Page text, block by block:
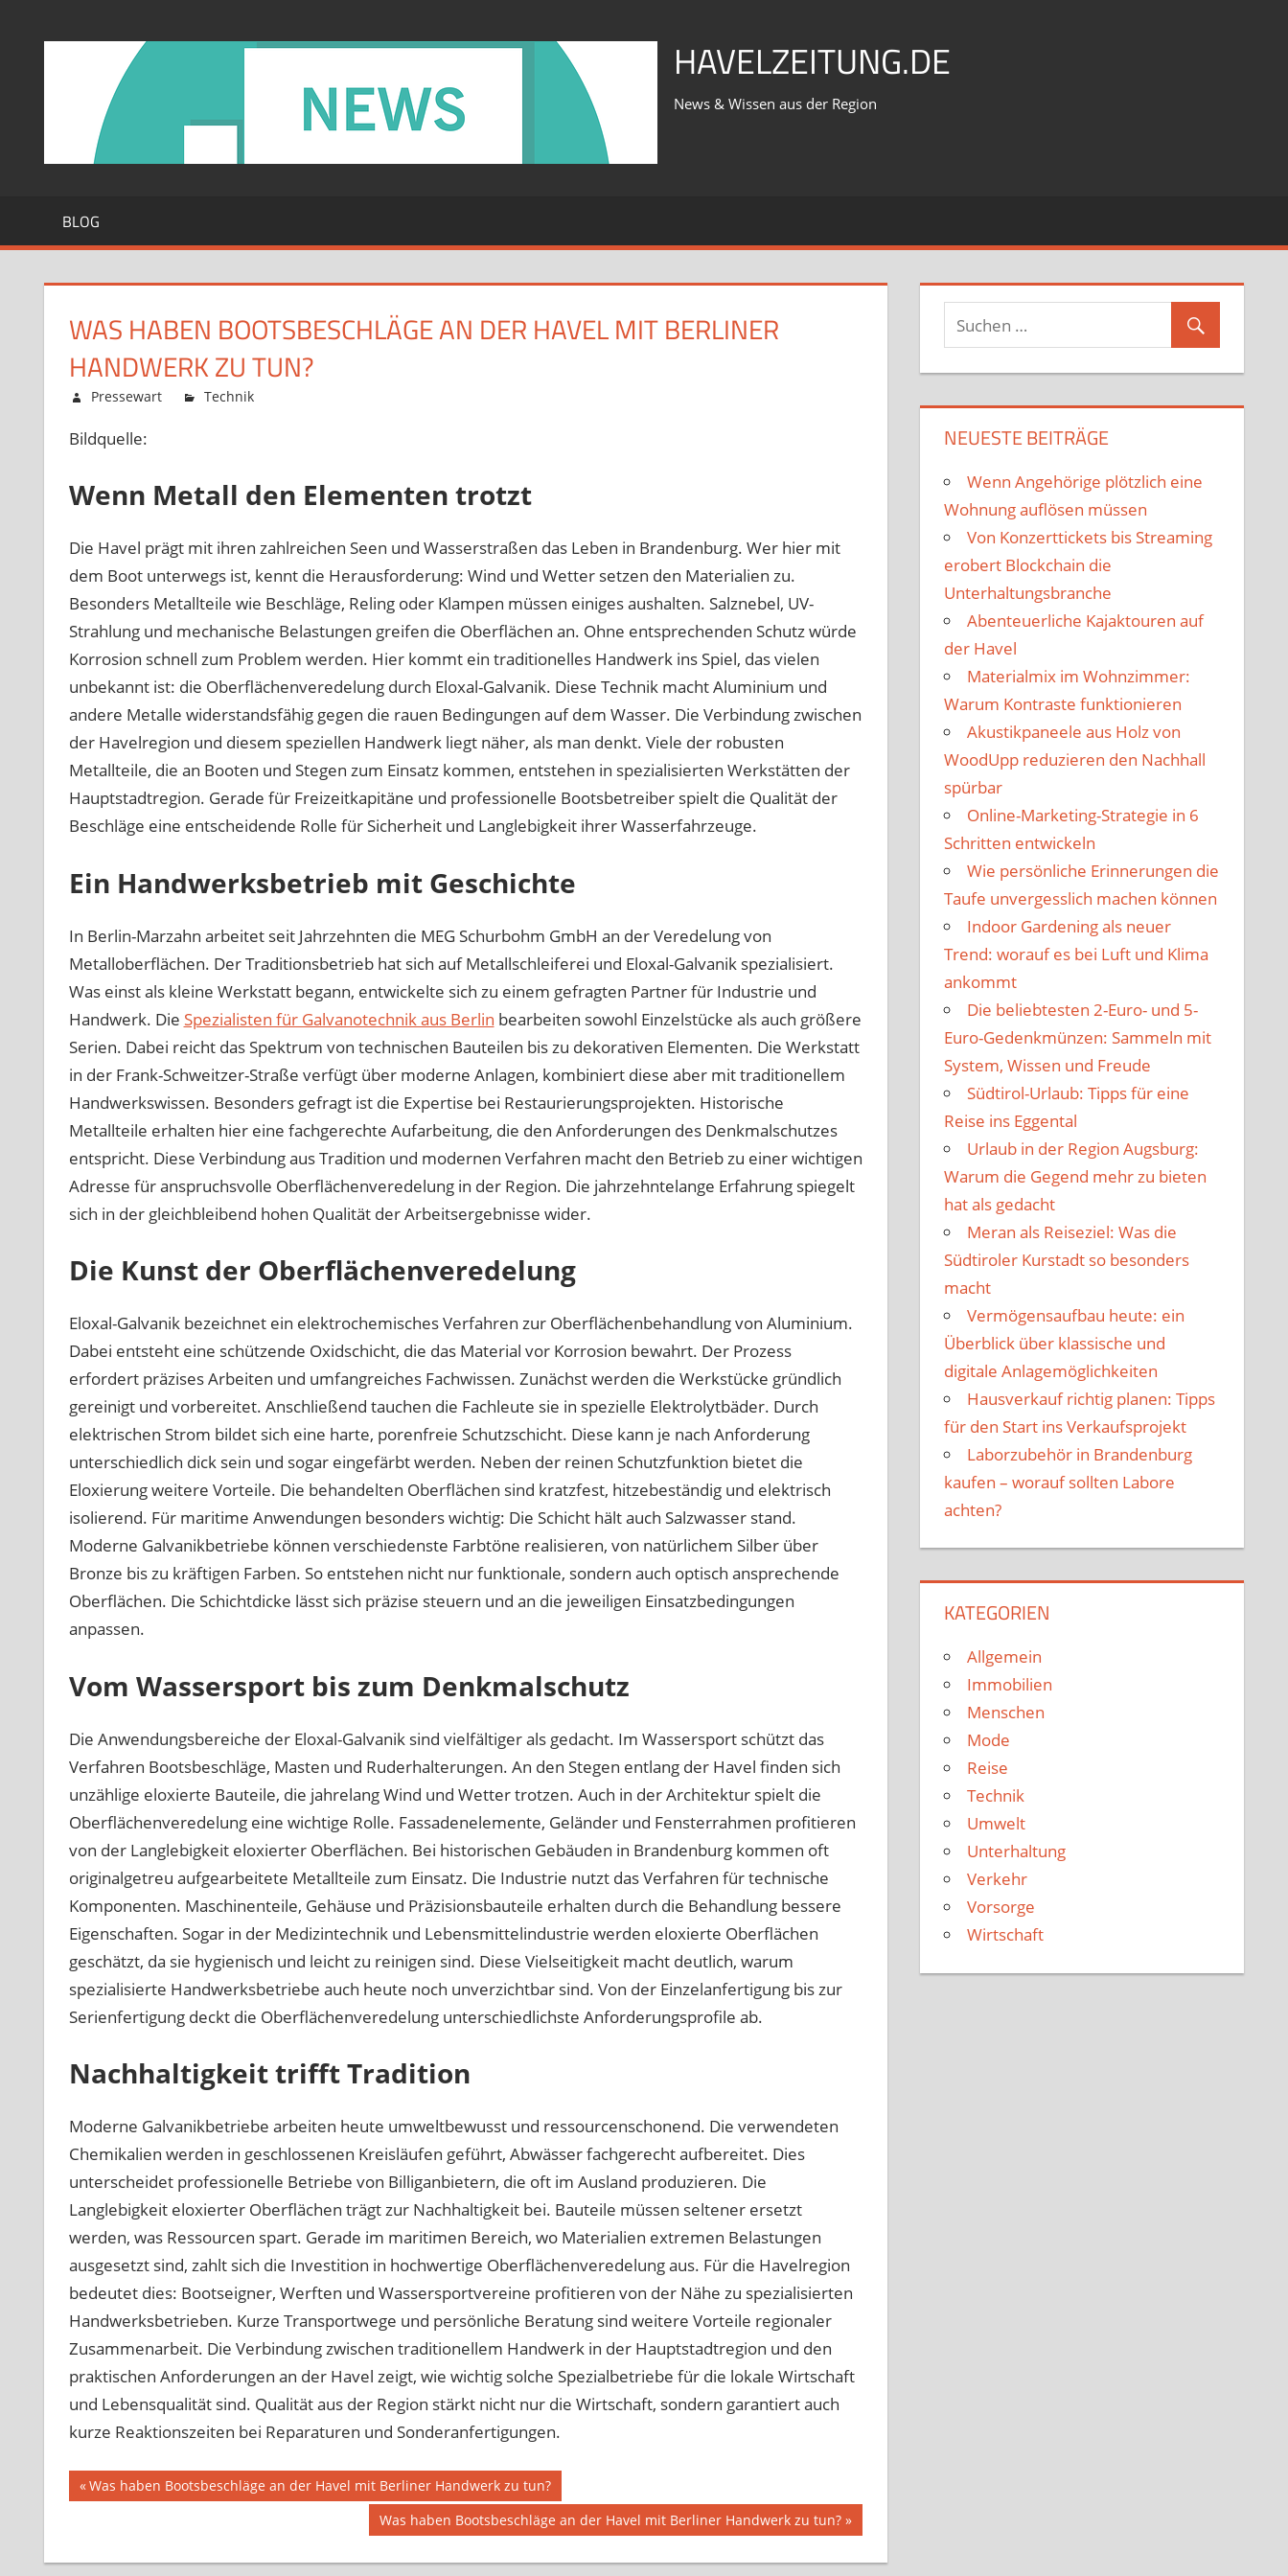
HAVELZEITUNG.DE
News & Wissen aus der Region
BLOG
WAS HABEN BOOTSBESCHLÄGE AN DER HAVEL MIT BERLINER
HANDWERK ZU TUN?
Februar 12, 2026
Pressewart Technik
an
der
mit
Berliner
Handwerk
zu
tun?
Bildquelle:
Wenn Metall den Elementen trotzt
Die Havel prägt mit ihren zahlreichen Seen und Wasserstraßen das Leben in Brandenburg. Wer hier mit
dem Boot unterwegs ist, kennt die Herausforderung: Wind und Wetter setzen den Materialien zu.
Besonders Metallteile wie Beschläge, Reling oder Klampen müssen einiges aushalten. Salznebel, UV-
Strahlung und mechanische Belastungen greifen die Oberflächen an. Ohne entsprechenden Schutz würde
Korrosion schnell zum Problem werden. Hier kommt ein traditionelles Handwerk ins Spiel, das vielen
unbekannt ist: die Oberflächenveredelung durch Eloxal-Galvanik. Diese Technik macht Aluminium und
andere Metalle widerstandsfähig gegen die rauen Bedingungen auf dem Wasser. Die Verbindung zwischen
der Havelregion und diesem speziellen Handwerk liegt näher, als man denkt. Viele der robusten
Metallteile, die an Booten und Stegen zum Einsatz kommen, entstehen in spezialisierten Werkstätten der
Hauptstadtregion. Gerade für Freizeitkapitäne und professionelle Bootsbetreiber spielt die Qualität der
Beschläge eine entscheidende Rolle für Sicherheit und Langlebigkeit ihrer Wasserfahrzeuge.
Ein Handwerksbetrieb mit Geschichte
In Berlin-Marzahn arbeitet seit Jahrzehnten die MEG Schurbohm GmbH an der Veredelung von
Metalloberflächen. Der Traditionsbetrieb hat sich auf Metallschleiferei und Eloxal-Galvanik spezialisiert.
Was einst als kleine Werkstatt begann, entwickelte sich zu einem gefragten Partner für Industrie und
Handwerk. Die Spezialisten für Galvanotechnik aus Berlin bearbeiten sowohl Einzelstücke als auch größere
Serien. Dabei reicht das Spektrum von technischen Bauteilen bis zu dekorativen Elementen. Die Werkstatt
in der Frank-Schweitzer-Straße verfügt über moderne Anlagen, kombiniert diese aber mit traditionellem
Handwerkswissen. Besonders gefragt ist die Expertise bei Restaurierungsprojekten. Historische
Metallteile erhalten hier eine fachgerechte Aufarbeitung, die den Anforderungen des Denkmalschutzes
entspricht. Diese Verbindung aus Tradition und modernen Verfahren macht den Betrieb zu einer wichtigen
Adresse für anspruchsvolle Oberflächenveredelung in der Region. Die jahrzehntelange Erfahrung spiegelt
sich in der gleichbleibend hohen Qualität der Arbeitsergebnisse wider.
Die Kunst der Oberflächenveredelung
Eloxal-Galvanik bezeichnet ein elektrochemisches Verfahren zur Oberflächenbehandlung von Aluminium.
Dabei entsteht eine schützende Oxidschicht, die das Material vor Korrosion bewahrt. Der Prozess
erfordert präzises Arbeiten und umfangreiches Fachwissen. Zunächst werden die Werkstücke gründlich
gereinigt und vorbereitet. Anschließend tauchen die Fachleute sie in spezielle Elektrolytbäder. Durch
elektrischen Strom bildet sich eine harte, porenfreie Schutzschicht. Diese kann je nach Anforderung
unterschiedlich dick sein und sogar eingefärbt werden. Neben der reinen Schutzfunktion bietet die
Eloxierung weitere Vorteile. Die behandelten Oberflächen sind kratzfest, hitzebeständig und elektrisch
isolierend. Für maritime Anwendungen besonders wichtig: Die Schicht hält auch Salzwasser stand.
Moderne Galvanikbetriebe können verschiedenste Farbtöne realisieren, von natürlichem Silber über
Bronze bis zu kräftigen Farben. So entstehen nicht nur funktionale, sondern auch optisch ansprechende
Oberflächen. Die Schichtdicke lässt sich präzise steuern und an die jeweiligen Einsatzbedingungen
anpassen.
Vom Wassersport bis zum Denkmalschutz
Die Anwendungsbereiche der Eloxal-Galvanik sind vielfältiger als gedacht. Im Wassersport schützt das
Verfahren Bootsbeschläge, Masten und Ruderhalterungen. An den Stegen entlang der Havel finden sich
unzählige eloxierte Bauteile, die jahrelang Wind und Wetter trotzen. Auch in der Architektur spielt die
Oberflächenveredelung eine wichtige Rolle. Fassadenelemente, Geländer und Fensterrahmen profitieren
von der Langlebigkeit eloxierter Oberflächen. Bei historischen Gebäuden in Brandenburg kommen oft
originalgetreu aufgearbeitete Metallteile zum Einsatz. Die Industrie nutzt das Verfahren für technische
Komponenten. Maschinenteile, Gehäuse und Präzisionsbauteile erhalten durch die Behandlung bessere
Eigenschaften. Sogar in der Medizintechnik und Lebensmittelindustrie werden eloxierte Oberflächen
geschätzt, da sie hygienisch und leicht zu reinigen sind. Diese Vielseitigkeit macht deutlich, warum
spezialisierte Handwerksbetriebe auch heute noch unverzichtbar sind. Von der Einzelanfertigung bis zur
Serienfertigung deckt die Oberflächenveredelung unterschiedlichste Anforderungsprofile ab.
Nachhaltigkeit trifft Tradition
Moderne Galvanikbetriebe arbeiten heute umweltbewusst und ressourcenschonend. Die verwendeten
Chemikalien werden in geschlossenen Kreisläufen geführt, Abwässer fachgerecht aufbereitet. Dies
unterscheidet professionelle Betriebe von Billiganbietern, die oft im Ausland produzieren. Die
Langlebigkeit eloxierter Oberflächen trägt zur Nachhaltigkeit bei. Bauteile müssen seltener ersetzt
werden, was Ressourcen spart. Gerade im maritimen Bereich, wo Materialien extremen Belastungen
ausgesetzt sind, zahlt sich die Investition in hochwertige Oberflächenveredelung aus. Für die Havelregion
bedeutet dies: Bootseigner, Werften und Wassersportvereine profitieren von der Nähe zu spezialisierten
Handwerksbetrieben. Kurze Transportwege und persönliche Beratung sind weitere Vorteile regionaler
Zusammenarbeit. Die Verbindung zwischen traditionellem Handwerk in der Hauptstadtregion und den
praktischen Anforderungen an der Havel zeigt, wie wichtig solche Spezialbetriebe für die lokale Wirtschaft
und Lebensqualität sind. Qualität aus der Region stärkt nicht nur die Wirtschaft, sondern garantiert auch
kurze Reaktionszeiten bei Reparaturen und Sonderanfertigungen.
Beitragsnavigation
Vorheriger
Was haben Bootsbeschläge an der Havel mit Berliner Handwerk zu tun?
Nächster
Beitrag:
Was haben Bootsbeschläge an der Havel mit Berliner Handwerk zu tun?
NEUESTE BEITRÄGE
Wenn Angehörige plötzlich eine
Wohnung auflösen müssen
Von Konzerttickets bis Streaming
erobert Blockchain die
Unterhaltungsbranche
Abenteuerliche Kajaktouren auf
der Havel
Materialmix im Wohnzimmer:
Warum Kontraste funktionieren
Akustikpaneele aus Holz von
WoodUpp reduzieren den Nachhall
spürbar
Online-Marketing-Strategie in 6
Schritten entwickeln
Wie persönliche Erinnerungen die
Taufe unvergesslich machen können
Indoor Gardening als neuer
Trend: worauf es bei Luft und Klima
ankommt
Die beliebtesten 2-Euro- und 5-
Euro-Gedenkmünzen: Sammeln mit
System, Wissen und Freude
Südtirol-Urlaub: Tipps für eine
Reise ins Eggental
Urlaub in der Region Augsburg:
Warum die Gegend mehr zu bieten
hat als gedacht
Meran als Reiseziel: Was die
Südtiroler Kurstadt so besonders
macht
Vermögensaufbau heute: ein
Überblick über klassische und
digitale Anlagemöglichkeiten
Hausverkauf richtig planen: Tipps
für den Start ins Verkaufsprojekt
Laborzubehör in Brandenburg
kaufen – worauf sollten Labore
achten?
KATEGORIEN
Allgemein
Immobilien
Menschen
Mode
Reise
Technik
Umwelt
Unterhaltung
Verkehr
Vorsorge
Wirtschaft